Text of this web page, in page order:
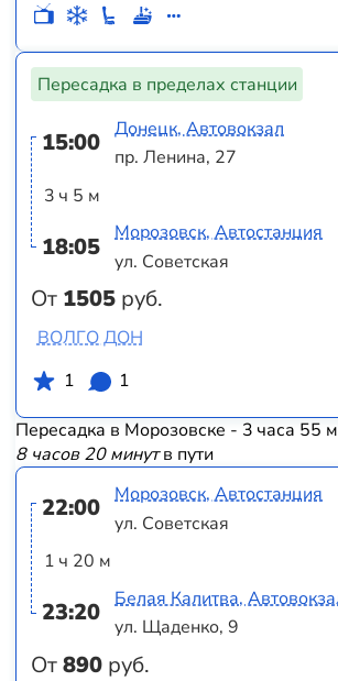
Пересадка в пределах станции
15:00
3 ч 5 м
18:05
От 1505 руб.
Донецк, Автовокзал
пр. Ленина, 27
Морозовск, Автостанция
ул. Советская
ВОЛГО ДОН
1
1
Пересадка в Морозовске - 3 часа 55
8 часов 20 минутв пути
22:00
1 ч 20 м
23:20
От890 руб.
Морозовск, Автостанция
ул. Советская
Белая Калитва,
ул. Щаденко, 9